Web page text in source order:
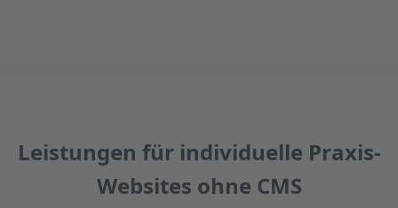
Leistungen für individuelle Praxis-
Websites ohne CMS